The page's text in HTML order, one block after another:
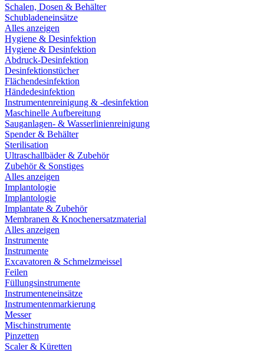
Schalen, Dosen & Behälter
Schubladeneinsätze
Alles anzeigen
Hygiene & Desinfektion
Hygiene & Desinfektion
Abdruck-Desinfektion
Desinfektionstücher
Flächendesinfektion
Händedesinfektion
Instrumentenreinigung & -desinfektion
Maschinelle Aufbereitung
Sauganlagen- & Wasserlinienreinigung
Spender & Behälter
Sterilisation
Ultraschallbäder & Zubehör
Zubehör & Sonstiges
Alles anzeigen
Implantologie
Implantologie
Implantate & Zubehör
Membranen & Knochenersatzmaterial
Alles anzeigen
Instrumente
Instrumente
Excavatoren & Schmelzmeissel
Feilen
Füllungsinstrumente
Instrumenteneinsätze
Instrumentenmarkierung
Messer
Mischinstrumente
Pinzetten
Scaler & Küretten